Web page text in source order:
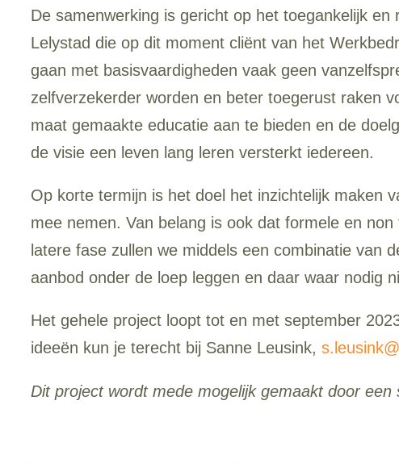
De samenwerking is gericht op het toegankelijk
Lelystad die op dit moment cliënt van het
gaan met basisvaardigheden vaak geen
zelfverzekerder worden en beter toegerust raken
maat gemaakte educatie aan te bieden en de
de visie een leven lang leren versterkt iedereen.
Op korte termijn is het doel het inzichtelijk maken
mee nemen. Van belang is ook dat formele en
latere fase zullen we middels een combinatie van
aanbod onder de loep leggen en daar waar nodig
Het gehele project loopt tot en met september
ideeën kun je terecht bij Sanne Leusink,
Dit project wordt mede mogelijk gemaakt door